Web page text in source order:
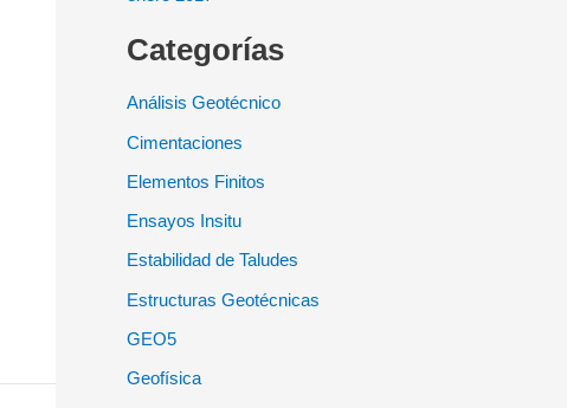
Categorías
Análisis Geotécnico
Cimentaciones
Elementos Finitos
Ensayos Insitu
Estabilidad de Taludes
Estructuras Geotécnicas
GEO5
Geofísica